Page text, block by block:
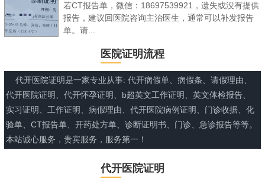
若CT报告单，微信：18697539921，遗失或没有提供
报告，建议回医院咨询主治医生，通常可以补发报告
单。请...
医院证明流程
代开医院证明是一家专业从事: 代开病假单、病假条、请假理由、
代开医院证明、代开怀孕证明、b超英文工作证明、英文体检报告、
实习证明、工作证明、病假理由、代开医院病例证明、门诊收据、化
验单、CT报告单、开药处方单、诊断证明书、门诊、急诊报告等等。
本站诚心服务，贵宾服务，服务第一！
代开医院证明